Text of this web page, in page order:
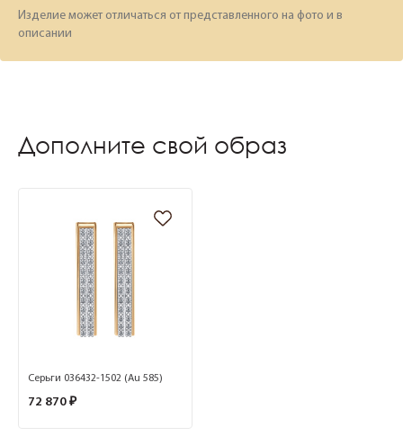
Изделие может отличаться от представленного на фото и в
описании
Дополните свой образ
Серьги 036432-1502 (Au 585)
72 870 ₽